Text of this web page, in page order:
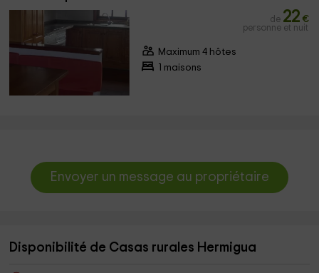
de 22 €
personne et nuit
Maximum 4 hôtes
1 maisons
Envoyer un message au propriétaire
Disponibilité de Casas rurales Hermigua